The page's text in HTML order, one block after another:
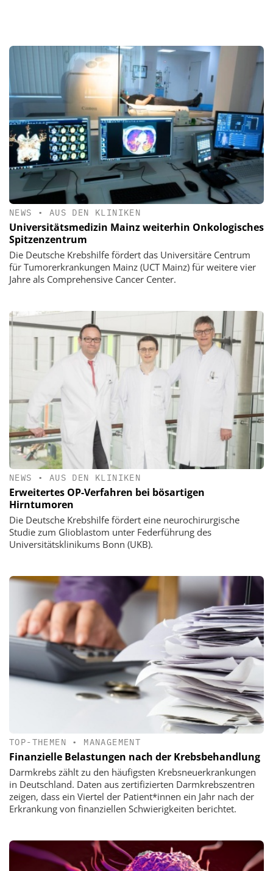
NEWS • AUS DEN KLINIKEN
Universitätsmedizin Mainz weiterhin Onkologisches
Spitzenzentrum
Die Deutsche Krebshilfe fördert das Universitäre Centrum
für Tumorerkrankungen Mainz (UCT Mainz) für weitere vier
Jahre als Comprehensive Cancer Center.
NEWS • AUS DEN KLINIKEN
Erweitertes OP-Verfahren bei bösartigen
Hirntumoren
Die Deutsche Krebshilfe fördert eine neurochirurgische
Studie zum Glioblastom unter Federführung des
Universitätsklinikums Bonn (UKB).
TOP-THEMEN • MANAGEMENT
Finanzielle Belastungen nach der Krebsbehandlung
Darmkrebs zählt zu den häufigsten Krebsneuerkrankungen
in Deutschland. Daten aus zertifizierten Darmkrebszentren
zeigen, dass ein Viertel der Patient*innen ein Jahr nach der
Erkrankung von finanziellen Schwierigkeiten berichtet.